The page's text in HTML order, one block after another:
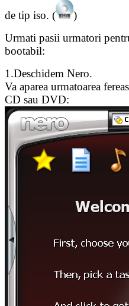
de tip iso. (
)
Urmati pasii urmatori
bootabil:
1.Deschidem Nero.
Va aparea urmatoarea
CD sau DVD: